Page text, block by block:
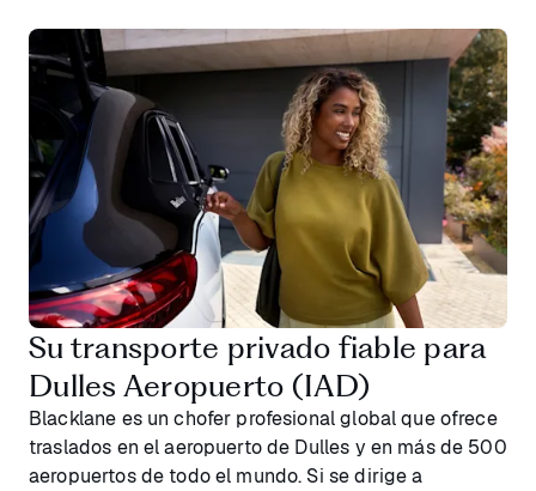
Su transporte privado fiable para
Dulles Aeropuerto (IAD)
Blacklane es un chofer profesional global que ofrece
traslados en el aeropuerto de Dulles y en más de 500
aeropuertos de todo el mundo. Si se dirige a